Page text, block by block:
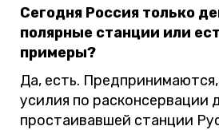
Сегодня Россия только
полярные станции или
примеры?
Да, есть.
усилия по расконсервации
простаивавшей станции